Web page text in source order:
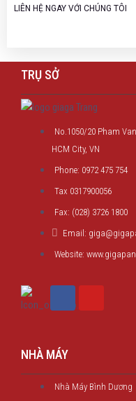
LIÊN HỆ NGAY VỚI CHÚNG TÔI
TRỤ SỞ
No.1050/20 Pham
HCM City, VN
Phone: 0972 475 754
Tax 0317900056
Fax: (028) 3726 1800
Email:
Website:
NHÀ MÁY
Nhà Máy Bình Dương